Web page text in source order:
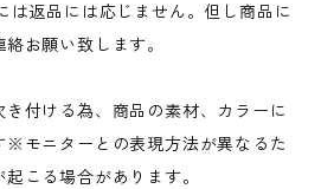
返品には応じません。但し商品に
お願い致します。
付ける為、商品の素材、カラーに
※モニターとの表現方法が異なるた
こる場合があります。